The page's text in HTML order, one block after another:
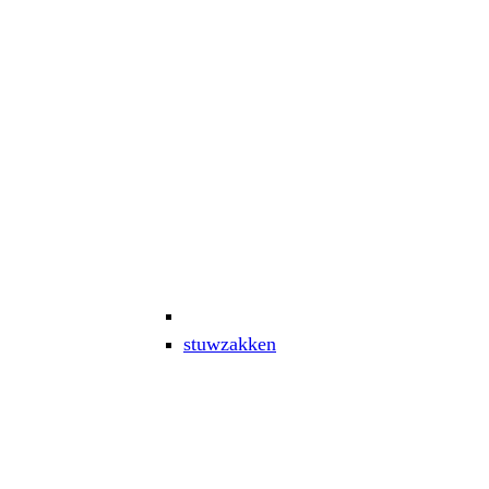
stuwzakken